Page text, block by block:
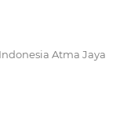
Atma Jaya